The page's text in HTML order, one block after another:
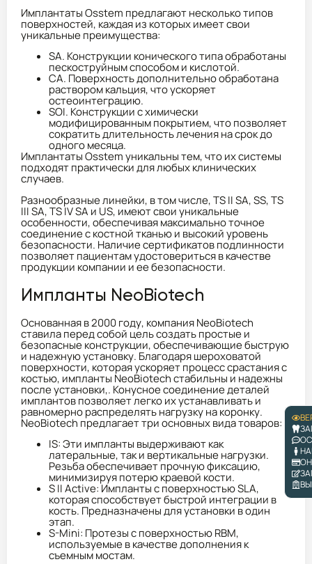
Имплантаты Osstem предлагают несколько типов
поверхностей, каждая из которых имеет свои
уникальные преимущества:
SA. Конструкции конического типа обработаны
пескоструйным способом и кислотой.
CA. Поверхность дополнительно обработана
раствором кальция, что ускоряет
остеоинтеграцию.
SOI. Конструкции с химически
модифицированным покрытием, что позволяет
сократить длительность лечения на срок до
одного месяца.
Имплантаты Osstem уникальны тем, что их системы
подходят практически для любых клинических
случаев.
Разнообразные линейки, в том числе, TS II SA, SS, TS
III SA, TS IV SA и US, имеют свои уникальные
особенности, обеспечивая максимально точное
соединение с костной тканью и высокий уровень
безопасности. Наличие сертификатов подлинности
позволяет пациентам удостовериться в качестве
продукции компании и ее безопасности.
Импланты NeoBiotech
Основанная в 2000 году, компания NeoBiotech
ставила перед собой цель создать простые и
безопасные конструкции, обеспечивающие быструю
и надежную установку. Благодаря шероховатой
поверхности, которая ускоряет процесс срастания с
костью, импланты NeoBiotech стабильны и надежны
после установки,. Конусное соединение деталей
имплантов позволяет легко их устанавливать и
равномерно распределять нагрузку на коронку.
NeoBiotech предлагает три основных вида товаров:
IS: Эти импланты выдерживают как
латеральные, так и вертикальные нагрузки.
Резьба обеспечивает прочную фиксацию,
минимизируя потерю краевой кости.
S II Active: Импланты с поверхностью SLA,
которая способствует быстрой интеграции в
кость. Предназначены для установки в один
этап.
S-Mini: Протезы с поверхностью RBM,
используемые в качестве дополнения к
съемным мостам.